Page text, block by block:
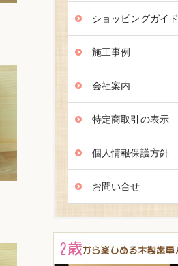
ショッピングガイド
施工事例
会社案内
特定商取引の表示
個人情報保護方針
お問い合せ